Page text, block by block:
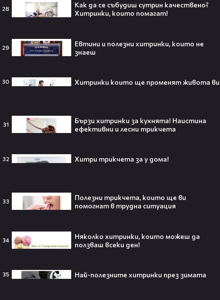
28
Kак да се събудиш сутрин качествено?
Хитринки, които помагат!
29
Евтини и полезни хитринки, които не
знаеш
30 Хитринки които ще променят живота ви
31
Бързи хитринки за кухнята! Наистина
ефективни и лесни трикчета
32 Хитри трикчета за у дома!
33
Полезни трикчета, които ще ви
помогнат в трудна ситуация
34
Няколко хитринки, които можеш да
ползваш всеки ден!
35 Най-полезните хитринки през зимата
причина за трансформацията на
тялото си!😯💥
футболен фен би го искал! 🤩
отвърна само с три думи😅
Кралят на YouTube – младоженец: